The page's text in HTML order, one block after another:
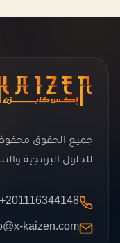
للحلول البرمجية
+201116344148
kaizen.com